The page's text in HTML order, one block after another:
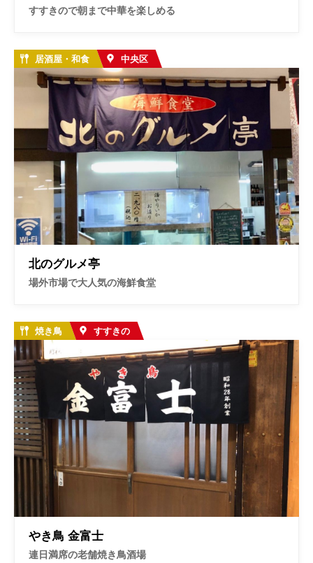
すすきので朝まで中華を楽しめる
居酒屋・和食 中央区
北のグルメ亭
場外市場で大人気の海鮮食堂
焼き鳥 すすきの
やき鳥 金富士
連日満席の老舗焼き鳥酒場